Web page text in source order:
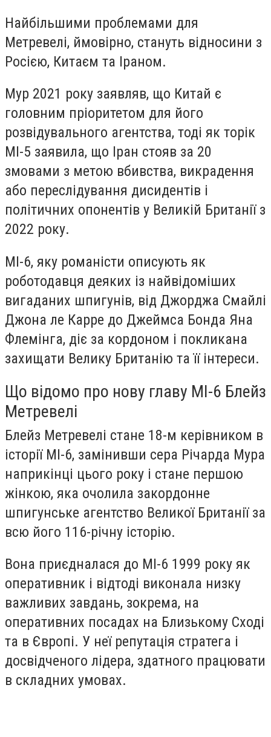
Найбільшими проблемами для
Метревелі, ймовірно, стануть відносини з
Росією, Китаєм та Іраном.
Мур 2021 року заявляв, що Китай є
головним пріоритетом для його
розвідувального агентства, тоді як торік
МІ-5 заявила, що Іран стояв за 20
змовами з метою вбивства, викрадення
або переслідування дисидентів і
політичних опонентів у Великій Британії з
2022 року.
МІ-6, яку романісти описують як
роботодавця деяких із найвідоміших
вигаданих шпигунів, від Джорджа Смайлі
Джона ле Карре до Джеймса Бонда Яна
Флемінга, діє за кордоном і покликана
захищати Велику Британію та її інтереси.
Що відомо про нову главу МІ-6 Блейз
Метревелі
Блейз Метревелі стане 18-м керівником в
історії МІ-6, замінивши сера Річарда Мура
наприкінці цього року і стане першою
жінкою, яка очолила закордонне
шпигунське агентство Великої Британії за
всю його 116-річну історію.
Вона приєдналася до МІ-6 1999 року як
оперативник і відтоді виконала низку
важливих завдань, зокрема, на
оперативних посадах на Близькому Сході
та в Європі. У неї репутація стратега і
досвідченого лідера, здатного працювати
в складних умовах.